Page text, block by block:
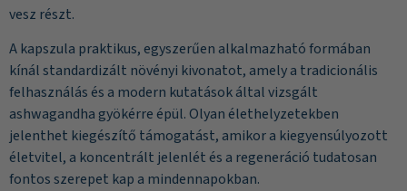
vesz részt.
A kapszula praktikus, egyszerűen alkalmazható formában
kínál standardizált növényi kivonatot, amely a tradicionális
felhasználás és a modern kutatások által vizsgált
ashwagandha gyökérre épül. Olyan élethelyzetekben
jelenthet kiegészítő támogatást, amikor a kiegyensúlyozott
életvitel, a koncentrált jelenlét és a regeneráció tudatosan
fontos szerepet kap a mindennapokban.